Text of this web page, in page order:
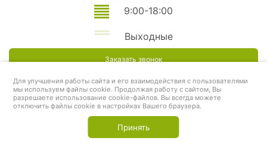
9:00-18:00
Выходные
Заказать звонок
Для улучшения работы сайта и его взаимодействия с пользователями
мы используем файлы cookie. Продолжая работу с сайтом, Вы
разрешаете использование cookie-файлов. Вы всегда можете
отключить файлы cookie в настройках Вашего браузера.
Принять